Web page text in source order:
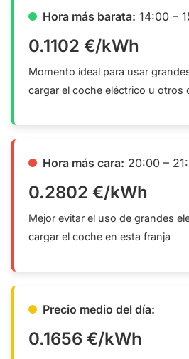
Hora más barata: 14:00 –
0.1102 €/kWh
Momento ideal para usar
cargar el coche eléctrico u otros
Hora más cara: 20:00 –
0.2802 €/kWh
Mejor evitar el uso de grandes
cargar el coche en esta franja
Precio medio del día:
0.1656 €/kWh